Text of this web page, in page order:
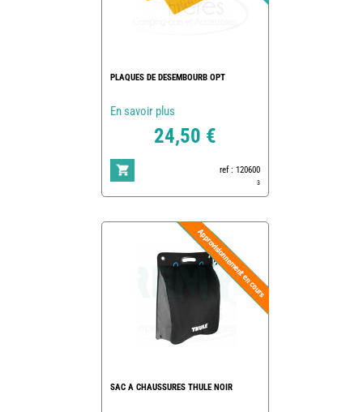
PLAQUES DE DESEMBOURB OPT
En savoir plus
24,50 €
ref : 120600
3
SAC A CHAUSSURES THULE NOIR